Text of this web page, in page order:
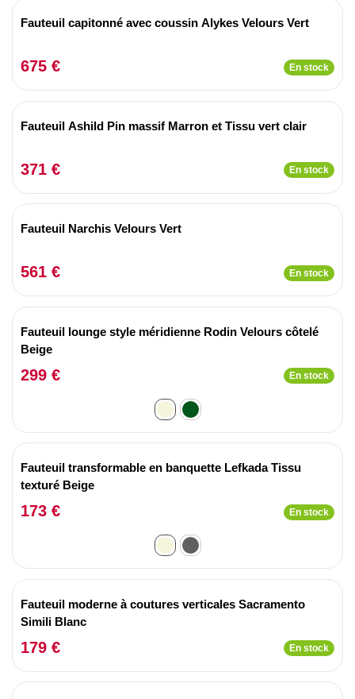
Fauteuil capitonné avec coussin Alykes Velours Vert
675 € En stock
Fauteuil Ashild Pin massif Marron et Tissu vert clair
371 € En stock
Fauteuil Narchis Velours Vert
561 € En stock
Fauteuil lounge style méridienne Rodin Velours côtelé
Beige
299 € En stock
Fauteuil transformable en banquette Lefkada Tissu
texturé Beige
173 € En stock
Fauteuil moderne à coutures verticales Sacramento
Simili Blanc
179 € En stock